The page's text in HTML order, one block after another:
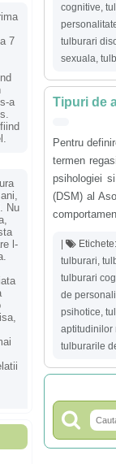
7
a
Nu
l-
cognitive
tulburari
sexuala
Tipuri de
Pentru
termen
psihologiei
(DSM) al
|
tulburari
tulburari
de
psihotice
aptitudinilor
tulburarile